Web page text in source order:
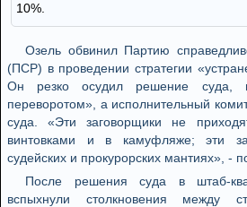
10%.
Озель обвинил Партию
(ПСР) в проведении стратегии
Он резко осудил решение суда,
переворотом», а исполнительный
суда. «Эти заговорщики не
винтовками и в камуфляже; эти
судейских и прокурорских мантиях», -
После решения суда в штаб-
вспыхнули столкновения между